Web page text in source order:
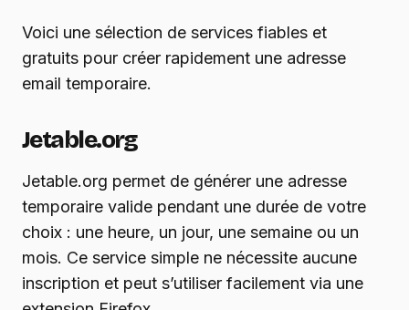
Voici une sélection de services fiables et
gratuits pour créer rapidement une adresse
email temporaire.
Jetable.org
Jetable.org permet de générer une adresse
temporaire valide pendant une durée de votre
choix : une heure, un jour, une semaine ou un
mois. Ce service simple ne nécessite aucune
inscription et peut s’utiliser facilement via une